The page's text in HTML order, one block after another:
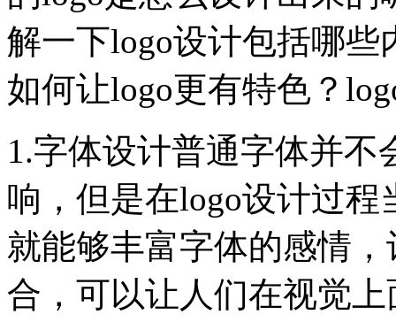
解一下logo设计包括哪
如何让logo更有特色？
1.字体设计普通字体并
响，但是在logo设计过
就能够丰富字体的感情
合，可以让人们在视觉